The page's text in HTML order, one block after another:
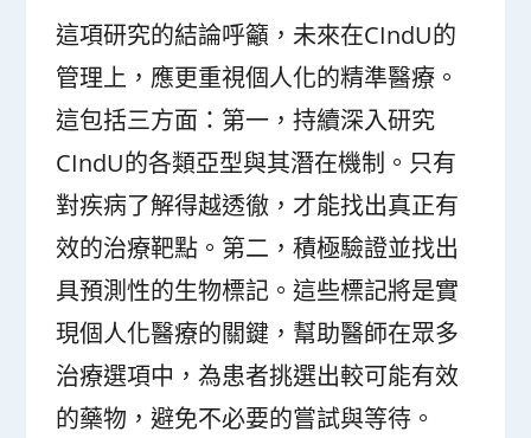
這項研究的結論呼籲，未來在CIndU的
管理上，應更重視個人化的精準醫療。
這包括三方面：第一，持續深入研究
CIndU的各類亞型與其潛在機制。只有
對疾病了解得越透徹，才能找出真正有
效的治療靶點。第二，積極驗證並找出
具預測性的生物標記。這些標記將是實
現個人化醫療的關鍵，幫助醫師在眾多
治療選項中，為患者挑選出較可能有效
的藥物，避免不必要的嘗試與等待。